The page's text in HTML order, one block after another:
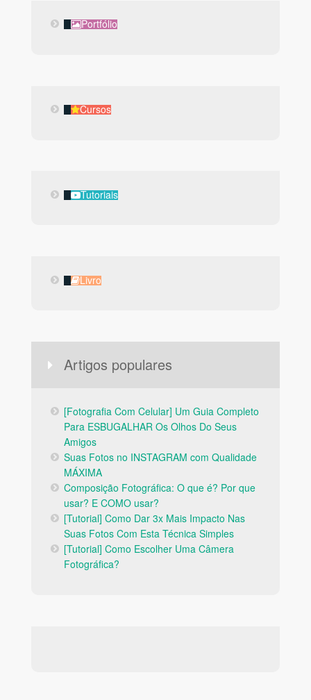
PortfólioPortfólio
CursosCursos
TutoriaisTutoriais
LivroLivro
Artigos populares
[Fotografia Com Celular] Um Guia Completo
Para ESBUGALHAR Os Olhos Do Seus
Amigos
Suas Fotos no INSTAGRAM com Qualidade
MÁXIMA
Composição Fotográfica: O que é? Por que
usar? E COMO usar?
[Tutorial] Como Dar 3x Mais Impacto Nas
Suas Fotos Com Esta Técnica Simples
[Tutorial] Como Escolher Uma Câmera
Fotográfica?